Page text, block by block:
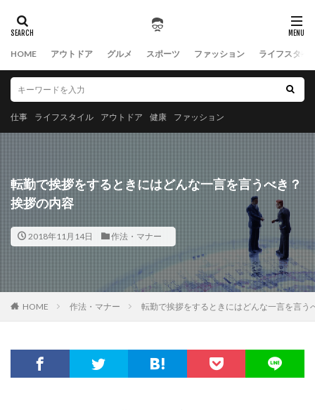
HOME アウトドア グルメ スポーツ ファッション ライフスタイ
仕事 ライフスタイル アウトドア 健康 ファッション
転勤で挨拶をするときにはどんな一言を言うべき？
挨拶の内容
2018年11月14日 作法・マナー
HOME 作法・マナー 転勤で挨拶をするときにはどんな一言を言う